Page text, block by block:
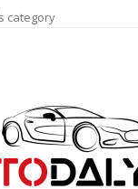
category